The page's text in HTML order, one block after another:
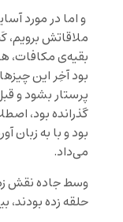
و اما در مورد
ملاقاتش برویم،
بقیه‌ی مکافات،
بود آخِر این
پرستار بشود و
گذرانده بود،
بود و با به زبان
می‌داد.
وسط جاده نقش
حلقه زده